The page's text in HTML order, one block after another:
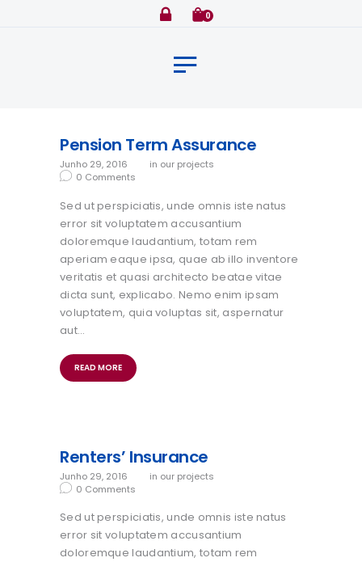
0
Serviços Especiais
Pension Term Assurance
Junho 29, 2016 in our projects
0 Comments
Sed ut perspiciatis, unde omnis iste natus
error sit voluptatem accusantium
doloremque laudantium, totam rem
aperiam eaque ipsa, quae ab illo inventore
veritatis et quasi architecto beatae vitae
dicta sunt, explicabo. Nemo enim ipsam
voluptatem, quia voluptas sit, aspernatur
aut…
READ MORE
Renters’ Insurance
Junho 29, 2016 in our projects
0 Comments
Sed ut perspiciatis, unde omnis iste natus
error sit voluptatem accusantium
doloremque laudantium, totam rem